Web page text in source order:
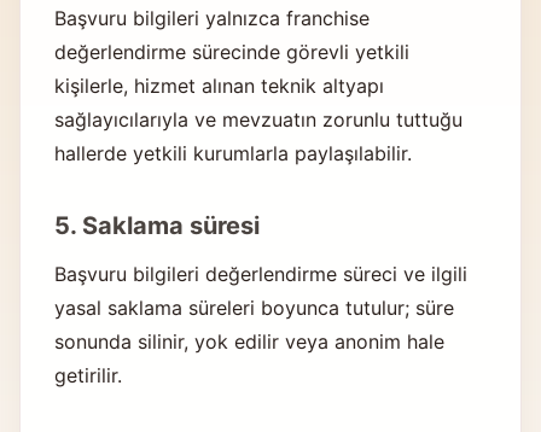
Başvuru bilgileri yalnızca franchise
değerlendirme sürecinde görevli yetkili
kişilerle, hizmet alınan teknik altyapı
sağlayıcılarıyla ve mevzuatın zorunlu tuttuğu
hallerde yetkili kurumlarla paylaşılabilir.
5. Saklama süresi
Başvuru bilgileri değerlendirme süreci ve ilgili
yasal saklama süreleri boyunca tutulur; süre
sonunda silinir, yok edilir veya anonim hale
getirilir.